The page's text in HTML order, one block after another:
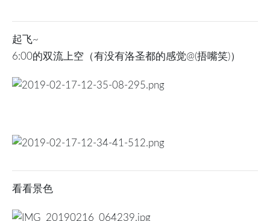
起飞~
6:00的双流上空（有没有洛圣都的感觉@(捂嘴笑)）
看看景色